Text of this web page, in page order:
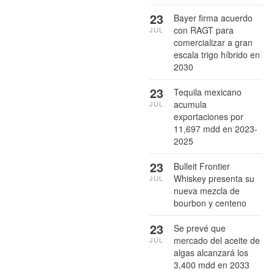
Bayer firma acuerdo
con RAGT para
comercializar a gran
escala trigo híbrido en
2030
23
JUL
Tequila mexicano
acumula
exportaciones por
11,697 mdd en 2023-
2025
23
JUL
Bulleit Frontier
Whiskey presenta su
nueva mezcla de
bourbon y centeno
23
JUL
Se prevé que
mercado del aceite de
algas alcanzará los
3,400 mdd en 2033
23
JUL